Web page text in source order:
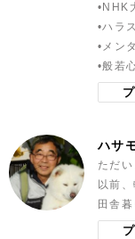
•NHK
•ハラ
•メン
•般若
ハサ
ただ
以前
田舎